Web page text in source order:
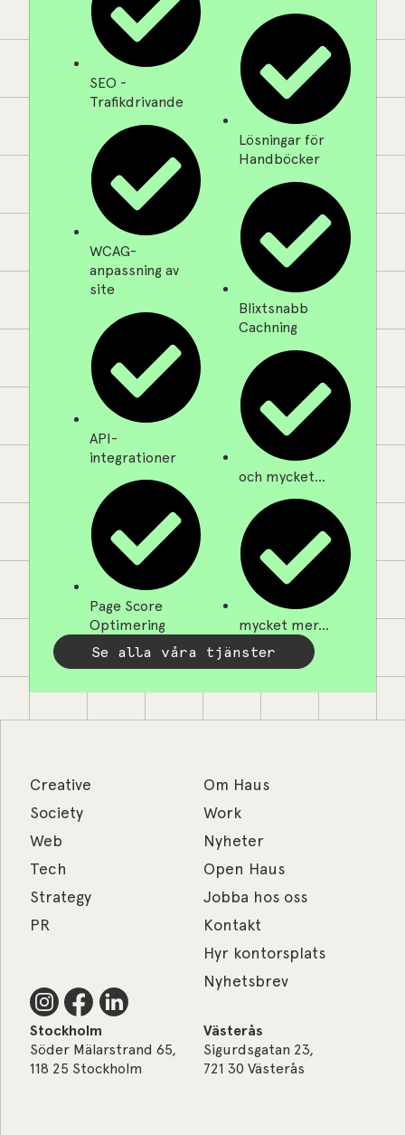
SEO -
Trafikdrivande
WCAG-
anpassning av
site
API-
integrationer
Page Score
Optimering
Lösningar för
Handböcker
Blixtsnabb
Cachning
och mycket...
mycket mer...
Se alla våra tjänster
Creative
Society
Web
Tech
Strategy
PR
Om Haus
Work
Nyheter
Open Haus
Jobba hos oss
Kontakt
Hyr kontorsplats
Nyhetsbrev
Stockholm
Söder Mälarstrand 65,
118 25 Stockholm
Västerås
Sigurdsgatan 23,
721 30 Västerås